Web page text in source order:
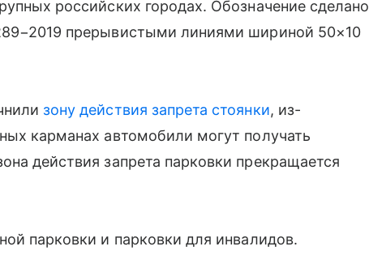
российских городах. Обозначение сделано
прерывистыми линиями шириной 50×10
зону действия запрета стоянки, из-
карманах автомобили могут получать
действия запрета парковки прекращается
парковки и парковки для инвалидов.